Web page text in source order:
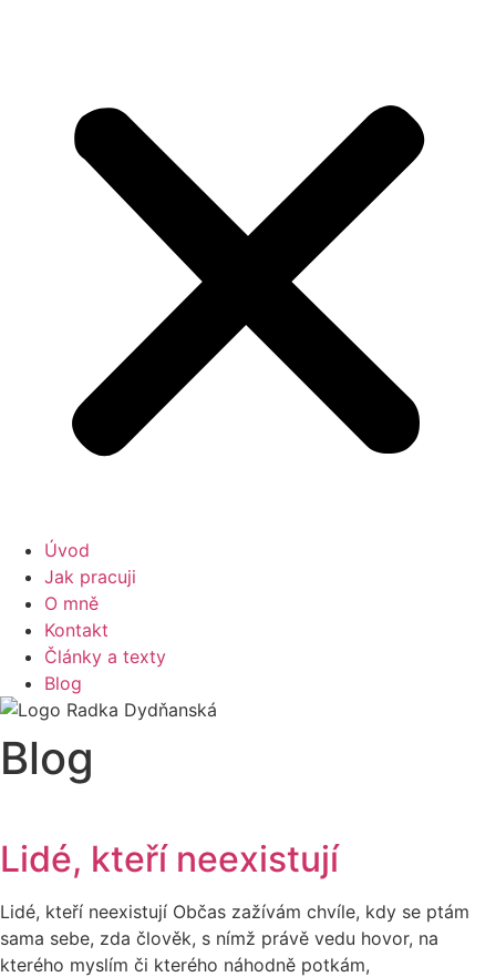
Úvod
Jak pracuji
O mně
Kontakt
Články a texty
Blog
Blog
Lidé, kteří neexistují
Lidé, kteří neexistují Občas zažívám chvíle, kdy se ptám
sama sebe, zda člověk, s nímž právě vedu hovor, na
kterého myslím či kterého náhodně potkám,